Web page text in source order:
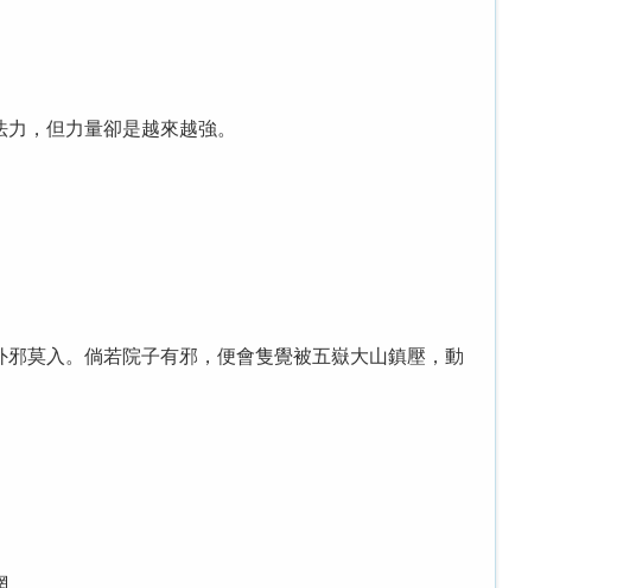
，但力量卻是越來越強。
莫入。倘若院子有邪，便會隻覺被五嶽大山鎮壓，動